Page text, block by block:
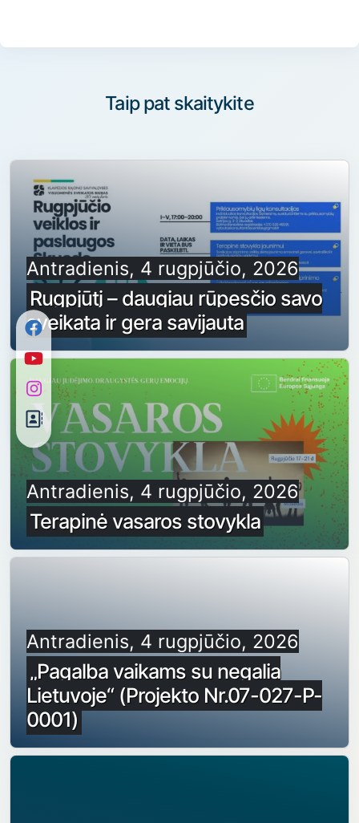
Taip pat skaitykite
Antradienis, 4 rugpjūčio, 2026
Rugpjūtį – daugiau rūpesčio savo
sveikata ir gera savijauta
Antradienis, 4 rugpjūčio, 2026
Terapinė vasaros stovykla
Antradienis, 4 rugpjūčio, 2026
„Pagalba vaikams su negalia
Lietuvoje“ (Projekto Nr.07-027-P-
0001)